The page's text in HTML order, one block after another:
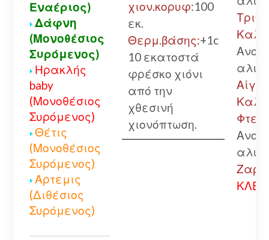
Εναέριος)
Δάφνη
(Μονοθέσιος
Συρόμενος)
Ηρακλής
baby
(Μονοθέσιος
Συρόμενος)
Θέτις
(Μονοθέσιος
Συρόμενος)
Αρτεμις
(Διθέσιος
Συρόμενος)
χιον.κορυφ:100
εκ.
Θερμ.βάσης:+1c
10 εκατοστά
φρέσκο χιόνι
από την
χθεσινή
χιονόπτωση.